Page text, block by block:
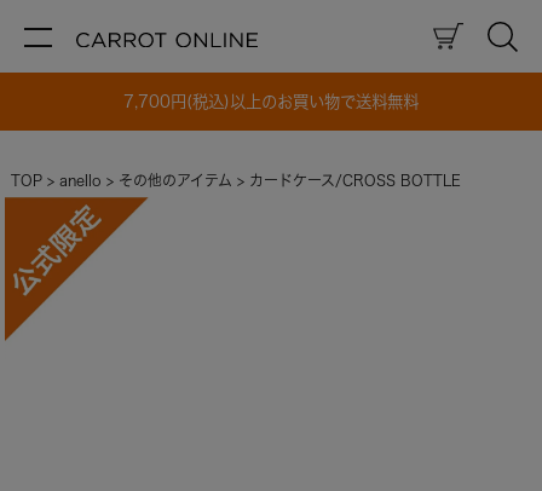
7,700円(税込)以上のお買い物で送料無料
TOP anello その他のアイテム カードケース/CROSS BOTTLE